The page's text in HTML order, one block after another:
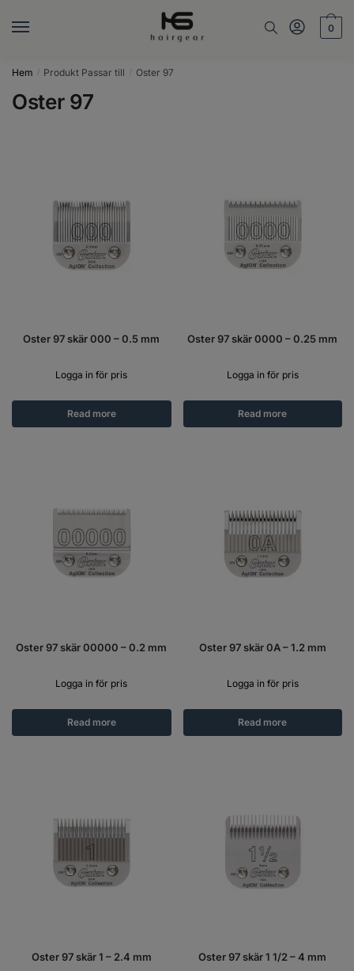
0
Hem / Produkt Passar till / Oster 97
Oster 97
Oster 97 skär 000 – 0.5 mm
Logga in för pris
Read more
Oster 97 skär 0000 – 0.25 mm
Logga in för pris
Read more
Oster 97 skär 00000 – 0.2 mm
Logga in för pris
Read more
Oster 97 skär 0A – 1.2 mm
Logga in för pris
Read more
Oster 97 skär 1 – 2.4 mm Oster 97 skär 1 1/2 – 4 mm